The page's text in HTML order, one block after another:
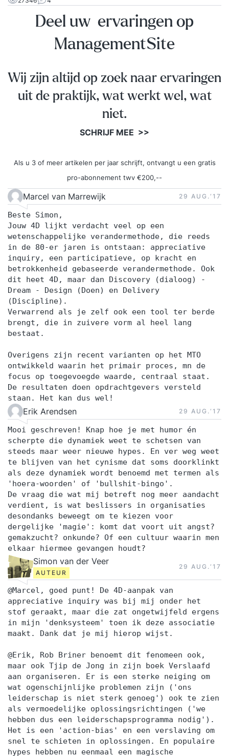
Deel uw ervaringen op
ManagementSite
Wij zijn altijd op zoek naar ervaringen
uit de praktijk, wat werkt wel, wat
niet.
SCHRIJF MEE >>
Als u 3 of meer artikelen per jaar schrijft, ontvangt u een gratis
pro-abonnement twv €200,--
Marcel van Marrewijk 29 AUG.‘17
Beste Simon,
Jouw 4D lijkt verdacht veel op een
wetenschappelijke verandermethode, die reeds
in de 80-er jaren is ontstaan: appreciative
inquiry, een participatieve, op kracht en
betrokkenheid gebaseerde verandermethode. Ook
dit heet 4D, maar dan Discovery (dialoog) -
Dream - Design (Doen) en Delivery
(Discipline).
Verwarrend als je zelf ook een tool ter berde
brengt, die in zuivere vorm al heel lang
bestaat.
Overigens zijn recent varianten op het MTO
ontwikkeld waarin het primair proces, mn de
focus op toegevoegde waarde, centraal staat.
De resultaten doen opdrachtgevers versteld
staan. Het kan dus wel!
Erik Arendsen 29 AUG.‘17
Mooi geschreven! Knap hoe je met humor én
scherpte die dynamiek weet te schetsen van
steeds maar weer nieuwe hypes. En ver weg weet
te blijven van het cynisme dat soms doorklinkt
als deze dynamiek wordt benoemd met termen als
'hoera-woorden' of 'bullshit-bingo'.
De vraag die wat mij betreft nog meer aandacht
verdient, is wat beslissers in organisaties
desondanks beweegt om te kiezen voor
dergelijke 'magie': komt dat voort uit angst?
gemakzucht? onkunde? Of een cultuur waarin men
elkaar hiermee gevangen houdt?
Simon van der Veer
AUTEUR
29 AUG.‘17
@Marcel, goed punt! De 4D-aanpak van
appreciative inquiry was bij mij onder het
stof geraakt, maar die zat ongetwijfeld ergens
in mijn 'denksysteem' toen ik deze associatie
maakt. Dank dat je mij hierop wijst.
@Erik, Rob Briner benoemt dit fenomeen ook,
maar ook Tjip de Jong in zijn boek Verslaafd
aan organiseren. Er is een sterke neiging om
wat ogenschijnlijke problemen zijn ('ons
leiderschap is niet sterk genoeg') ook te zien
als vermoedelijke oplossingsrichtingen ('we
hebben dus een leiderschapsprogramma nodig').
Het is een 'action-bias' en een verslaving om
snel te schieten in oplossingen. En populaire
hypes hebben nu eenmaal een magische